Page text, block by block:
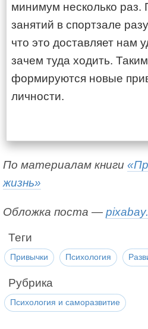
минимум несколько раз.
занятий в спортзале
что это доставляет нам
зачем туда ходить.
формируются новые
личности.
По материалам книги
жизнь»
Обложка поста —
Теги
Привычки Психология
Рубрика
Психология и саморазвитие